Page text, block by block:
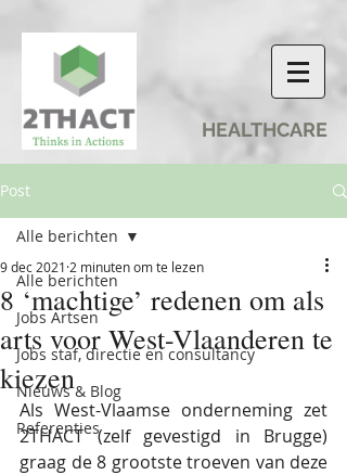
HEALTHCARE
Post
Alle berichten
Jobs Artsen
Jobs staf, directie en consultancy
Nieuws & Blog
Referenties
Alle berichten
8 ‘machtige’ redenen om als
arts voor West-Vlaanderen te
kiezen
9 dec 2021 2 minuten om te lezen
Als West-Vlaamse onderneming zet
2THACT (zelf gevestigd in Brugge)
graag de 8 grootste troeven van deze